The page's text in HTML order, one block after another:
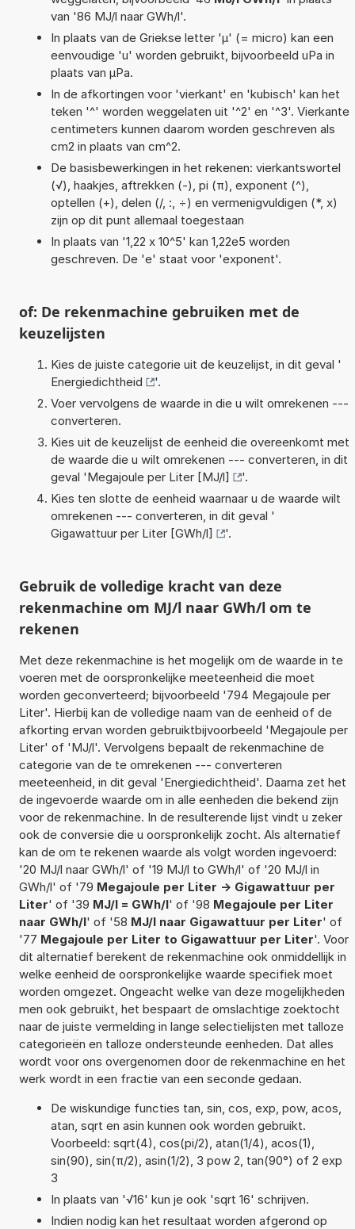
van '86 MJ/l naar GWh/l'.
In plaats van de Griekse letter 'µ' (= micro) kan een
eenvoudige 'u' worden gebruikt, bijvoorbeeld uPa in
plaats van µPa.
In de afkortingen voor 'vierkant' en 'kubisch' kan het
teken '^' worden weggelaten uit '^2' en '^3'. Vierkante
centimeters kunnen daarom worden geschreven als
cm2 in plaats van cm^2.
De basisbewerkingen in het rekenen: vierkantswortel
(√), haakjes, aftrekken (-), pi (π), exponent (^),
optellen (+), delen (/, :, ÷) en vermenigvuldigen (*, x)
zijn op dit punt allemaal toegestaan
In plaats van '1,22 x 10^5' kan 1,22e5 worden
geschreven. De 'e' staat voor 'exponent'.
of: De rekenmachine gebruiken met de
keuzelijsten
Kies de juiste categorie uit de keuzelijst, in dit geval '
Energiedichtheid
'.
Voer vervolgens de waarde in die u wilt omrekenen ---
converteren.
Kies uit de keuzelijst de eenheid die overeenkomt met
de waarde die u wilt omrekenen --- converteren, in dit
geval 'Megajoule per Liter [MJ/l]
'.
Kies ten slotte de eenheid waarnaar u de waarde wilt
omrekenen --- converteren, in dit geval '
Gigawattuur per Liter [GWh/l]
'.
Gebruik de volledige kracht van deze
rekenmachine om MJ/l naar GWh/l om te
rekenen
Met deze rekenmachine is het mogelijk om de waarde in te
voeren met de oorspronkelijke meeteenheid die moet
worden geconverteerd; bijvoorbeeld '794 Megajoule per
Liter'. Hierbij kan de volledige naam van de eenheid of de
afkorting ervan worden gebruiktbijvoorbeeld 'Megajoule per
Liter' of 'MJ/l'. Vervolgens bepaalt de rekenmachine de
categorie van de te omrekenen --- converteren
meeteenheid, in dit geval 'Energiedichtheid'. Daarna zet het
de ingevoerde waarde om in alle eenheden die bekend zijn
voor de rekenmachine. In de resulterende lijst vindt u zeker
ook de conversie die u oorspronkelijk zocht. Als alternatief
kan de om te rekenen waarde als volgt worden ingevoerd:
'20 MJ/l naar GWh/l' of '19 MJ/l to GWh/l' of '20 MJ/l in
GWh/l' of '79 Megajoule per Liter -> Gigawattuur per
Liter' of '39 MJ/l = GWh/l' of '98 Megajoule per Liter
naar GWh/l' of '58 MJ/l naar Gigawattuur per Liter' of
'77 Megajoule per Liter to Gigawattuur per Liter'. Voor
dit alternatief berekent de rekenmachine ook onmiddellijk in
welke eenheid de oorspronkelijke waarde specifiek moet
worden omgezet. Ongeacht welke van deze mogelijkheden
men ook gebruikt, het bespaart de omslachtige zoektocht
naar de juiste vermelding in lange selectielijsten met talloze
categorieën en talloze ondersteunde eenheden. Dat alles
wordt voor ons overgenomen door de rekenmachine en het
werk wordt in een fractie van een seconde gedaan.
De wiskundige functies tan, sin, cos, exp, pow, acos,
atan, sqrt en asin kunnen ook worden gebruikt.
Voorbeeld: sqrt(4), cos(pi/2), atan(1/4), acos(1),
sin(90), sin(π/2), asin(1/2), 3 pow 2, tan(90°) of 2 exp
3
In plaats van '√16' kun je ook 'sqrt 16' schrijven.
Indien nodig kan het resultaat worden afgerond op